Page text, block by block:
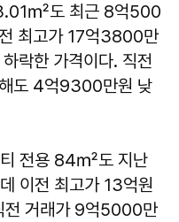
㎡도 최근 8억500
최고가 17억3800만
락한 가격이다. 직전
도 4억9300만원 낮
티 전용 84㎡도 지난
이전 최고가 13억원
전 거래가 9억5000만